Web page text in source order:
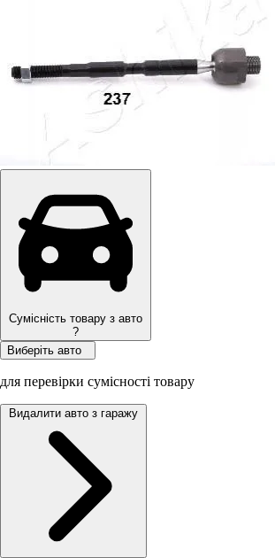
Сумісність товару з авто
?
Виберіть авто
для перевірки сумісності товару
Видалити авто з гаражу